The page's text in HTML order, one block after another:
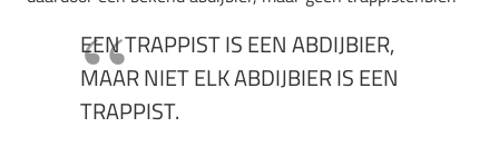
EEN TRAPPIST IS EEN ABDIJBIER,
MAAR NIET ELK ABDIJBIER IS EEN
TRAPPIST.